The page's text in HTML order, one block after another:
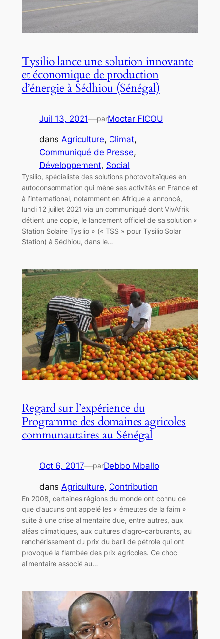
Tysilio lance une solution innovante
et économique de production
d’énergie à Sédhiou (Sénégal)
Juil 13, 2021—parMoctar FICOU
dans Agriculture, Climat
Communiqué de Presse
Développement, Social
Tysilio, spécialiste des solutions photovoltaïques en
autoconsommation qui mène ses activités en France et
à l’international, notamment en Afrique a annoncé,
lundi 12 juillet 2021 via un communiqué dont VivAfrik
détient une copie, le lancement officiel de sa solution «
Station Solaire Tysilio » (« TSS » pour Tysilio Solar
Station) à Sédhiou, dans le…
Regard sur l’expérience du
Programme des domaines agricoles
communautaires au Sénégal
Oct 6, 2017—parDebbo Mballo
dans Agriculture, Contribution
En 2008, certaines régions du monde ont connu ce
que d’aucuns ont appelé les « émeutes de la faim »
suite à une crise alimentaire due, entre autres, aux
aléas climatiques, aux cultures d’agro-carburants, au
renchérissement du prix du baril de pétrole qui ont
provoqué la flambée des prix agricoles. Ce choc
alimentaire associé au…